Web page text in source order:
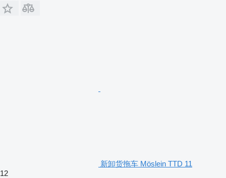
新卸货拖车 Möslein TTD 11
12